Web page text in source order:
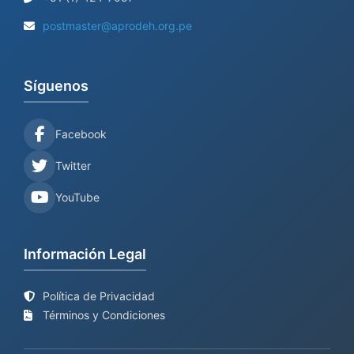
postmaster@aprodeh.org.pe
Síguenos
Facebook
Twitter
YouTube
Información Legal
Política de Privacidad
Términos y Condiciones